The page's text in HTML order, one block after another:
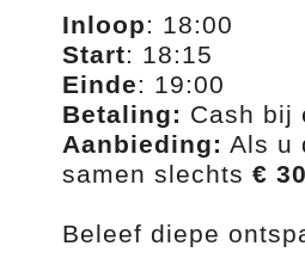
Inloop: 18:00
Start: 18:15
Einde: 19:00
Betaling: Cash bij
Aanbieding: Als u
samen slechts €
Beleef diepe